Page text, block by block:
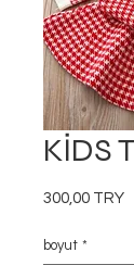
KİDS
300,00 TRY
boyut *